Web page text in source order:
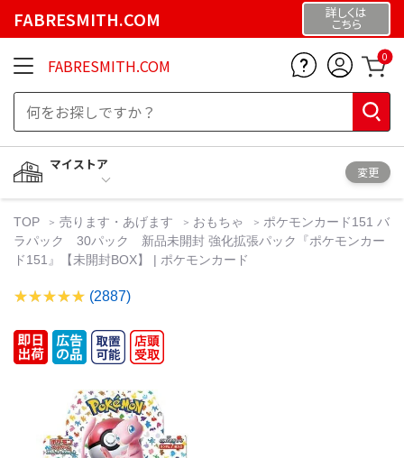
FABRESMITH.COM 詳しくは
こちら
FABRESMITH.COM 0
マイストア
変更
TOP 売ります・あげます おもちゃ
ポケモンカード151 バ
ラパック 30パック 新品未開封 強化拡張パック『ポケモンカー
ド151』【未開封BOX】 | ポケモンカード
(2887)